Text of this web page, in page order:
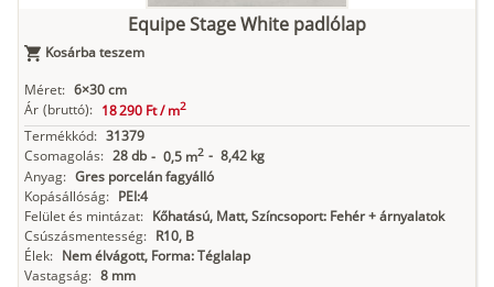
Equipe Stage White padlólap
Kosárba teszem
Méret: 6×30 cm
Ár (bruttó): 18 290 Ft /m2
Termékkód: 31379
Csomagolás: 28 db - 0,5 m2 - 8,42 kg
Anyag: Gres porcelán fagyálló
Kopásállóság: PEI:4
Felület és mintázat: Kőhatású, Matt, Színcsoport: Fehér + árnyalatok
Csúszásmentesség: R10, B
Élek: Nem élvágott, Forma: Téglalap
Vastagság: 8 mm